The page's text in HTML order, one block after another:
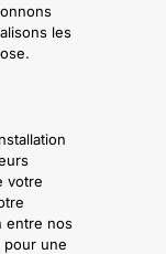
les
votre
entre nos
pour une